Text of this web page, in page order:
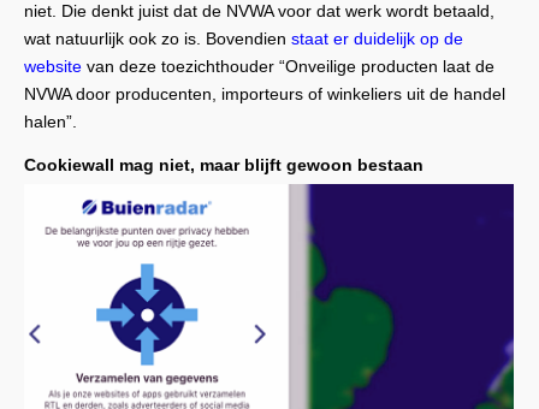
niet. Die denkt juist dat de NVWA voor dat werk wordt betaald,
wat natuurlijk ook zo is. Bovendien staat er duidelijk op de
website van deze toezichthouder “Onveilige producten laat de
NVWA door producenten, importeurs of winkeliers uit de handel
halen”.
Cookiewall mag niet, maar blijft gewoon bestaan